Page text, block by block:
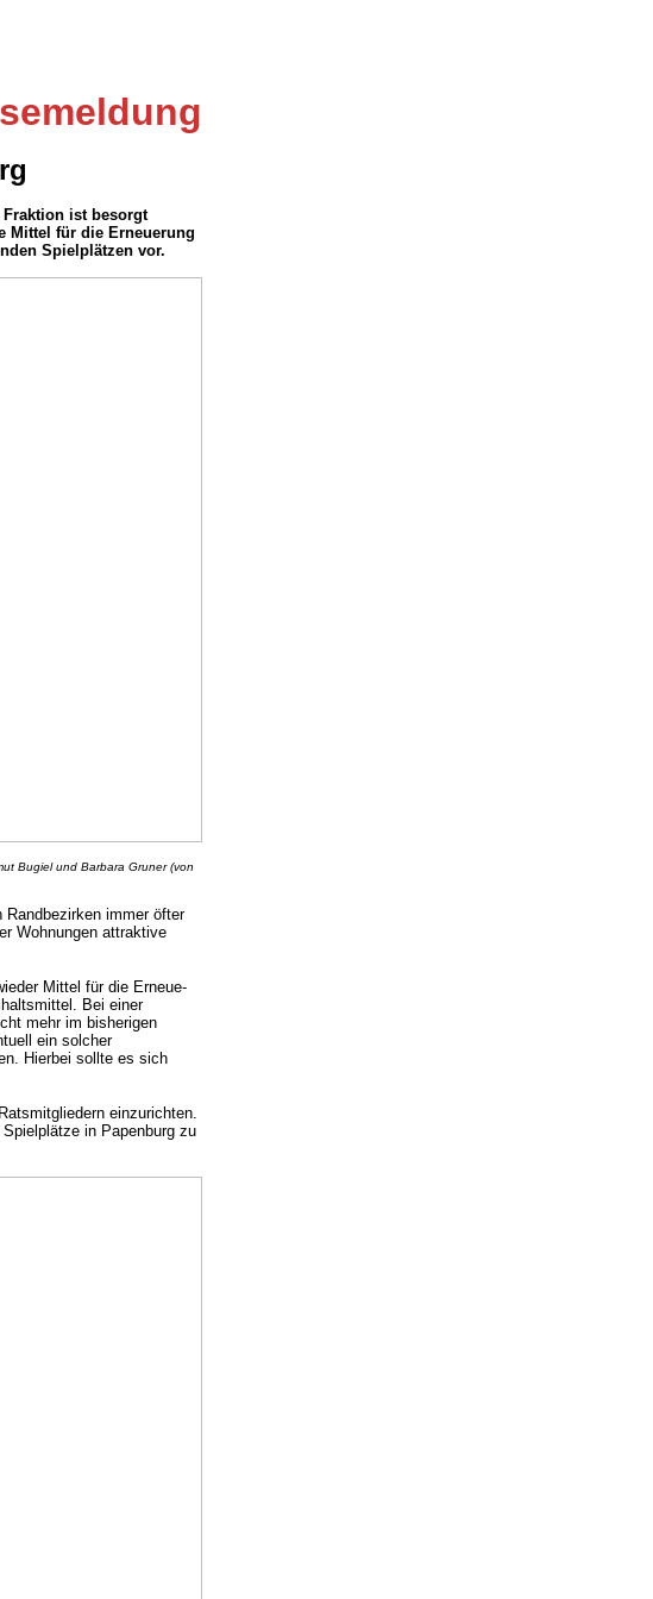
Fraktion ist besorgt
Mittel für die Erneuerung
Spielplätzen vor.
Bugiel und Barbara Gruner (von
immer öfter
Wohnungen attraktive
Mittel für die Erneue­
Bei einer
mehr im bisherigen
ein solcher
Hierbei sollte es sich
einzurichten.
in Papenburg zu